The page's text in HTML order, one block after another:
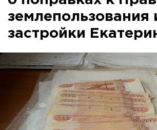
землепользования
застройки